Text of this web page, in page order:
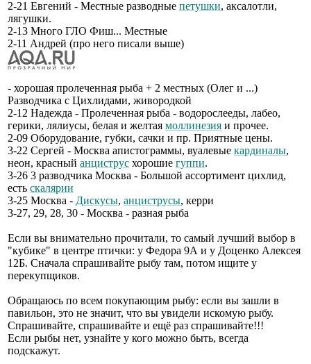
2-21 Евгений - Местные разводные петушки, аксалотли,
лягушки.
2-13 Много ГЛО Фиш... Местные
2-11 Андрей (про него писали выше)
- хорошая пролеченная рыба + 2 местных (Олег и ...)
Разводчика с Цихлидами, живородкой
2-12 Надежда - Пролеченная рыба - водорослееды, лабео,
герики, лялиусы, белая и желтая моллинезия и прочее.
2-09 Оборудование, губки, сачки и пр. Приятные цены.
3-22 Сергей - Москва апистограммы, вуалевые кардиналы,
неон, красный анциструс хорошие гуппи.
3-26 3 разводчика Москва - Большой ассортимент цихлид,
есть скалярии
3-25 Москва - Дискусы, анциструсы, керри
3-27, 29, 28, 30 - Москва - разная рыба
Если вы внимательно прочитали, то самый лучший выбор в
"кубике" в центре птички: у Федора 9А и у Доценко Алексея
12Б. Сначала спрашивайте рыбу там, потом ищите у
перекупщиков.
Обращаюсь по всем покупающим рыбу: если вы зашли в
павильон, это не значит, что вы увидели искомую рыбу.
Спрашивайте, спрашивайте и ещё раз спрашивайте!!!
Если рыбы нет, узнайте у кого можно быть, всегда
подскажут.